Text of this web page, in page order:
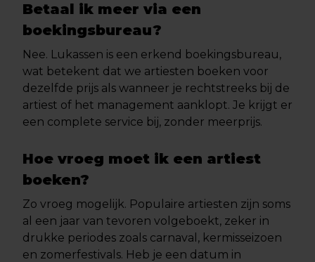
Betaal ik meer via een
boekingsbureau?
Nee. Lukassen is een erkend boekingsbureau,
wat betekent dat we artiesten boeken voor
dezelfde prijs als wanneer je rechtstreeks bij de
artiest of het management aanklopt. Je krijgt er
een complete service bij, zonder meerprijs.
Hoe vroeg moet ik een artiest
boeken?
Zo vroeg mogelijk. Populaire artiesten zijn soms
al een jaar van tevoren volgeboekt, zeker in
drukke periodes zoals carnaval, kermisseizoen
en zomerfestivals. Heb je een datum in